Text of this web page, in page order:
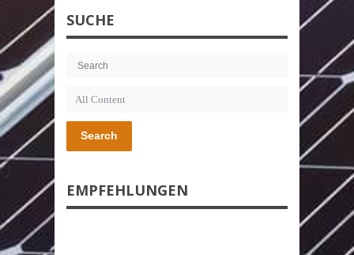
SUCHE
Search
EMPFEHLUNGEN